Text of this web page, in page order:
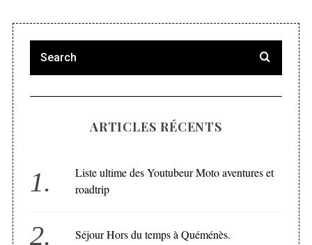
ARTICLES RÉCENTS
Liste ultime des Youtubeur Moto aventures et
roadtrip
Séjour Hors du temps à Quéménès.